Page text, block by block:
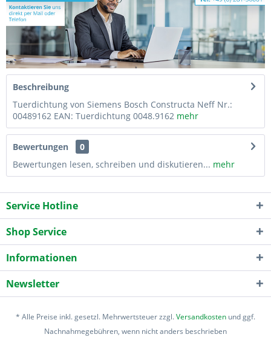
Beschreibung
Tuerdichtung von Siemens Bosch Constructa Neff Nr.:
00489162 EAN: Tuerdichtung 0048.9162 mehr
Bewertungen
0
Bewertungen lesen, schreiben und diskutieren... mehr
Service Hotline
Shop Service
Informationen
Newsletter
* Alle Preise inkl. gesetzl. Mehrwertsteuer zzgl.Versandkosten und ggf.
Nachnahmegebühren, wenn nicht anders beschrieben